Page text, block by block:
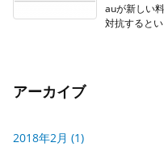
auが新しい
対抗すると
アーカイブ
2018年2月 (1)